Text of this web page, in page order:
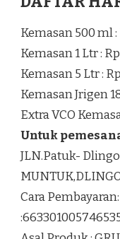
Kemasan 500 ml :
Kemasan 1 Ltr :
Kemasan 5 Ltr :
Kemasan Jrigen
Extra VCO
Untuk
JLN.Patuk-
Cara